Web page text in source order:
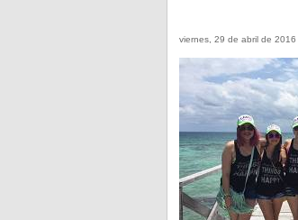
viernes, 29 de abril de 2016